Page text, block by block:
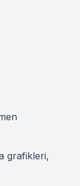
grafikleri,